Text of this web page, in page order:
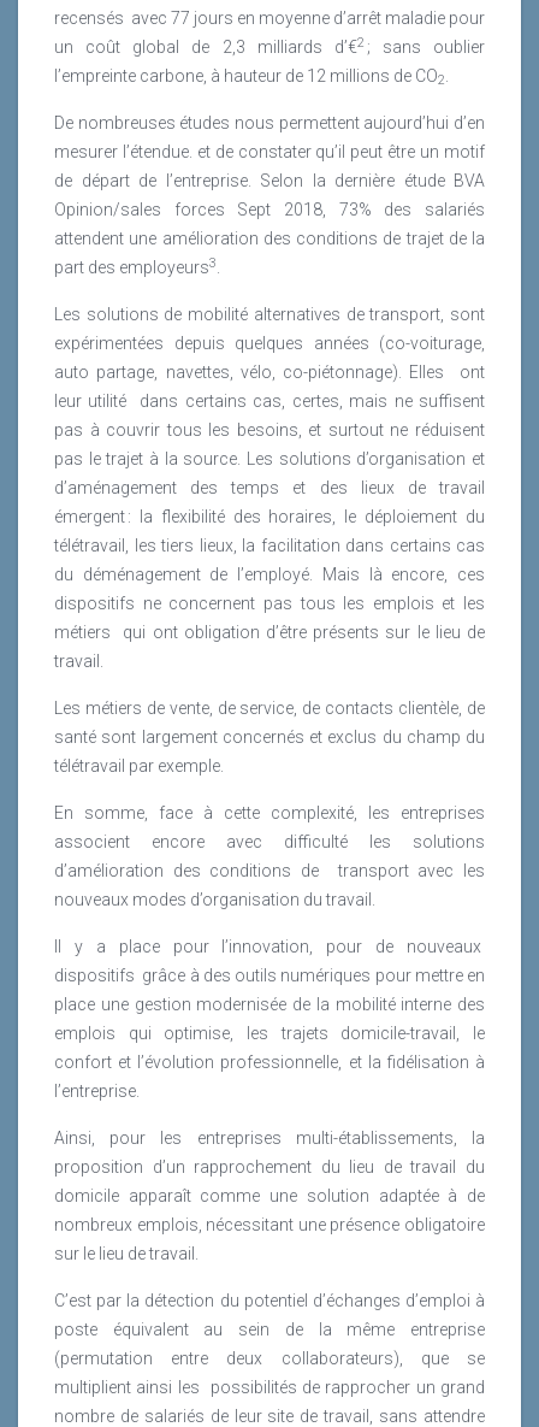
recensés avec 77 jours en moyenne d’arrêt maladie pour
un coût global de 2,3 milliards d’€2 ; sans oublier
l’empreinte carbone, à hauteur de 12 millions de CO2
De nombreuses études nous permettent aujourd’hui d’en
mesurer l’étendue. et de constater qu’il peut être un motif
de départ de l’entreprise. Selon la dernière étude BVA
Opinion/sales forces Sept 2018, 73% des salariés
attendent une amélioration des conditions de trajet de la
part des employeurs3
Les solutions de mobilité alternatives de transport, sont
expérimentées depuis quelques années (co-voiturage,
auto partage, navettes, vélo, co-piétonnage). Elles
ont
leur utilité
dans certains cas, certes, mais ne suffisent
pas à couvrir tous les besoins, et surtout ne réduisent
pas le trajet à la source. Les solutions d’organisation et
d’aménagement des temps et des lieux de travail
émergent : la flexibilité des horaires, le déploiement du
télétravail, les tiers lieux, la facilitation dans certains cas
du déménagement de l’employé. Mais là encore, ces
dispositifs ne concernent pas tous les emplois et les
métiers
qui ont obligation d’être présents sur le lieu de
travail.
Les métiers de vente, de service, de contacts clientèle, de
santé sont largement concernés et exclus du champ du
télétravail par exemple.
En somme, face à cette complexité, les entreprises
associent encore avec difficulté les solutions
d’amélioration des conditions de
transport avec les
nouveaux modes d’organisation du travail.
Il y a place pour l’innovation, pour de nouveaux
dispositifs grâce à des outils numériques pour mettre en
place une gestion modernisée de la mobilité interne des
emplois qui optimise, les trajets domicile-travail, le
confort et l’évolution professionnelle, et la fidélisation à
l’entreprise.
Ainsi, pour les entreprises multi-établissements, la
proposition d’un rapprochement du lieu de travail du
domicile apparaît comme une solution adaptée à de
nombreux emplois, nécessitant une présence obligatoire
sur le lieu de travail.
C’est par la détection du potentiel d’échanges d’emploi à
poste équivalent au sein de la même entreprise
(permutation entre deux collaborateurs), que se
multiplient ainsi les
possibilités de rapprocher un grand
nombre de salariés de leur site de travail, sans attendre